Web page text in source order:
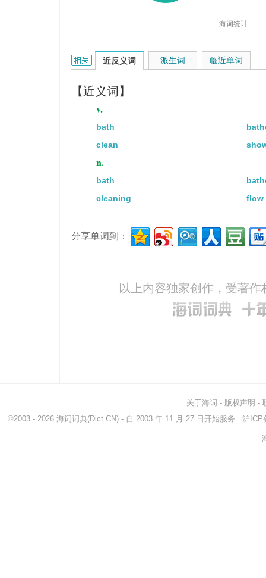
海词统计
wash的相关资料：
近反义词
【近义词】
v.
bath
clean
n.
bath
cleaning
flow
派生词 临近单词
分享单词到：
以上内容独家创作，受著作
关于海词 - 版权声明 -
©2003 - 2026 海词词典(Dict.CN) - 自 2003 年 11 月 27 日开始服务 沪ICP